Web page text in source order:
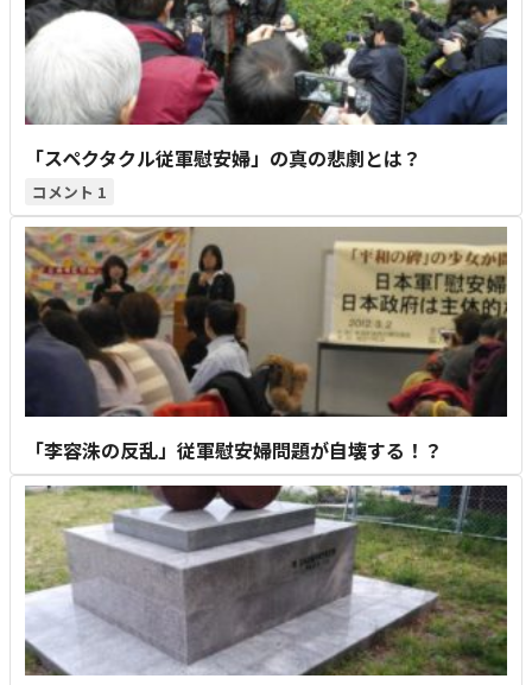
「スペクタクル従軍慰安婦」の真の悲劇とは？
1
「李容洙の反乱」従軍慰安婦問題が自壊する！？